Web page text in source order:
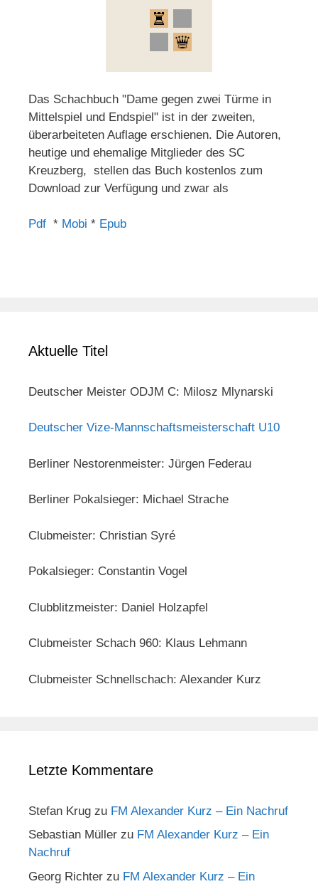
Das Schachbuch "Dame gegen zwei Türme in
Mittelspiel und Endspiel" ist in der zweiten,
überarbeiteten Auflage erschienen. Die Autoren,
heutige und ehemalige Mitglieder des SC
Kreuzberg, stellen das Buch kostenlos zum
Download zur Verfügung und zwar als
Pdf * Mobi * Epub
Aktuelle Titel
Deutscher Meister ODJM C: Milosz Mlynarski
Deutscher Vize-Mannschaftsmeisterschaft U10
Berliner Nestorenmeister: Jürgen Federau
Berliner Pokalsieger: Michael Strache
Clubmeister: Christian Syré
Pokalsieger: Constantin Vogel
Clubblitzmeister: Daniel Holzapfel
Clubmeister Schach 960: Klaus Lehmann
Clubmeister Schnellschach: Alexander Kurz
Letzte Kommentare
Stefan Krug zu FM Alexander Kurz – Ein Nachruf
Sebastian Müller zu FM Alexander Kurz – Ein
Nachruf
Georg Richter zu FM Alexander Kurz – Ein